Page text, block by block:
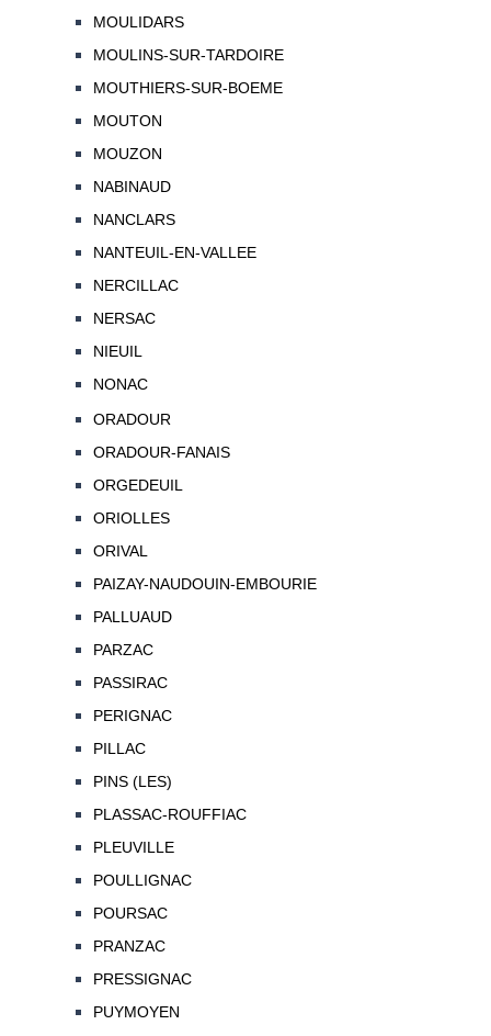
MOULIDARS
MOULINS-SUR-TARDOIRE
MOUTHIERS-SUR-BOEME
MOUTON
MOUZON
NABINAUD
NANCLARS
NANTEUIL-EN-VALLEE
NERCILLAC
NERSAC
NIEUIL
NONAC
ORADOUR
ORADOUR-FANAIS
ORGEDEUIL
ORIOLLES
ORIVAL
PAIZAY-NAUDOUIN-EMBOURIE
PALLUAUD
PARZAC
PASSIRAC
PERIGNAC
PILLAC
PINS (LES)
PLASSAC-ROUFFIAC
PLEUVILLE
POULLIGNAC
POURSAC
PRANZAC
PRESSIGNAC
PUYMOYEN